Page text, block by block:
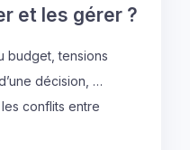
et les gérer ?
budget, tensions
décision, …
conflits entre